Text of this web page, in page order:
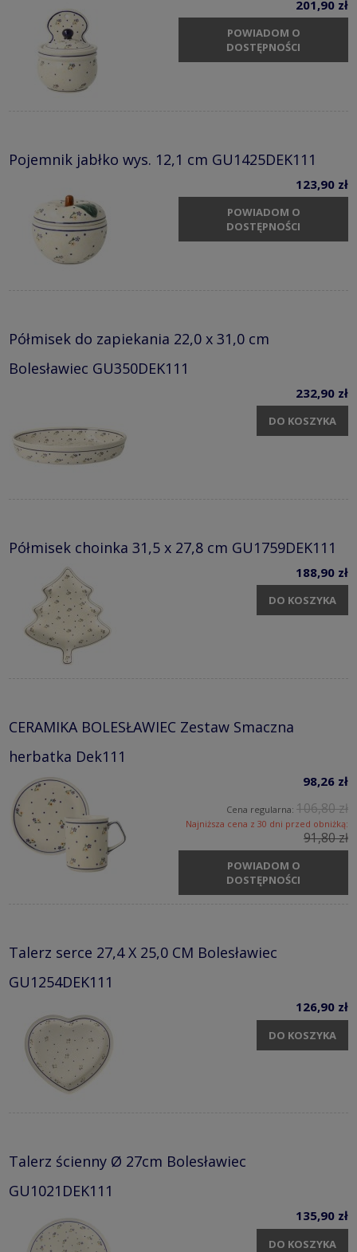
201,90 zł
POWIADOM O
DOSTĘPNOŚCI
Pojemnik jabłko wys. 12,1 cm GU1425DEK111
123,90 zł
POWIADOM O
DOSTĘPNOŚCI
Półmisek do zapiekania 22,0 x 31,0 cm
Bolesławiec GU350DEK111
232,90 zł
DO KOSZYKA
Półmisek choinka 31,5 x 27,8 cm GU1759DEK111
188,90 zł
DO KOSZYKA
CERAMIKA BOLESŁAWIEC Zestaw Smaczna
herbatka Dek111
98,26 zł
Cena regularna: 106,80 zł
Najniższa cena z 30 dni przed obniżką:
91,80 zł
POWIADOM O
DOSTĘPNOŚCI
Talerz serce 27,4 X 25,0 CM Bolesławiec
GU1254DEK111
126,90 zł
DO KOSZYKA
Talerz ścienny Ø 27cm Bolesławiec
GU1021DEK111
135,90 zł
DO KOSZYKA